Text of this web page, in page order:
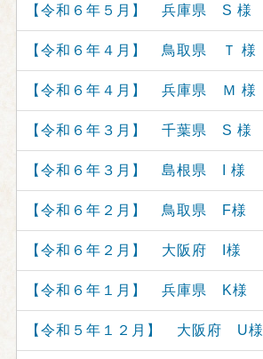
【令和６年５月】 兵庫県 S 様
【令和６年４月】 鳥取県 Ｔ 様
【令和６年４月】 兵庫県 Ｍ 様
【令和６年３月】 千葉県 S 様
【令和６年３月】 島根県 I 様
【令和６年２月】 鳥取県 F様
【令和６年２月】 大阪府 I様
【令和６年１月】 兵庫県 K様
【令和５年１２月】 大阪府 U様